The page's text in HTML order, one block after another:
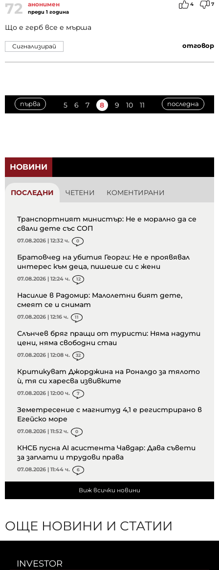
72 анонимен
преди 1 година
4 7
Що е герб все е мъpша
отговор
Сигнализирай
първа 5 6 7 8 9 10 11 последна
НОВИНИ
ПОСЛЕДНИ ЧЕТЕНИ КОМЕНТИРАНИ
Транспортният министър: Не е морално да се
свали дете със СОП
07.08.2026 | 12:32 ч. 0
Братовчед на убития Георги: Не е проявявал
интерес към деца, пишеше си с жени
07.08.2026 | 12:24 ч. 12
Насилие в Радомир: Малолетни бият дете,
смеят се и снимат
07.08.2026 | 12:16 ч. 11
Слънчев бряг пращи от туристи: Няма надути
цени, няма свободни стаи
07.08.2026 | 12:08 ч. 32
Критикуват Джорджина на Роналдо за тялото
ѝ, тя си харесва извивките
07.08.2026 | 12:00 ч. 7
Земетресение с магнитуд 4,1 е регистрирано в
Егейско море
07.08.2026 | 11:52 ч. 0
КНСБ пусна AI асистента Чавдар: Дава съвети
за заплати и трудови права
07.08.2026 | 11:44 ч. 6
Виж всички новини
ОЩЕ НОВИНИ И СТАТИИ
INVESTOR